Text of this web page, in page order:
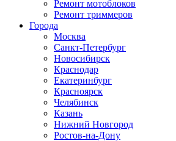
Ремонт мотоблоков
Ремонт триммеров
Города
Москва
Санкт-Петербург
Новосибирск
Краснодар
Екатеринбург
Красноярск
Челябинск
Казань
Нижний Новгород
Ростов-на-Дону